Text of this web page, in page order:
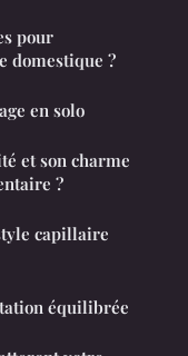
pour
domestique ?
en solo
et son charme
?
capillaire
équilibrée